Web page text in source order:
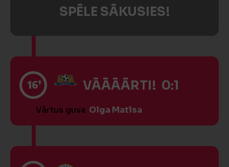
SPĒLE SĀKUSIES!
16’ VĀĀĀĀRTI! 0:1
Vārtus guva Olga Matīsa